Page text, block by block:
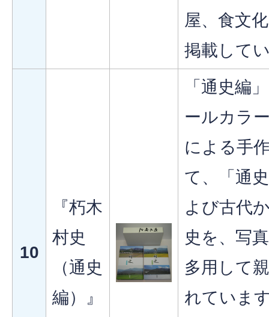
屋、食文
掲載して
10
『朽木
村史
（通史
編）』
「通史編
ールカラ
による手
て、「通
よび古代
史を、写
多用して
れていま